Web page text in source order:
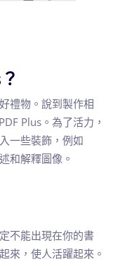
禮物。說到製作相
Plus。為了活力，
一些裝飾，例如
和解釋圖像。
不能出現在你的書
來，使人活躍起來。